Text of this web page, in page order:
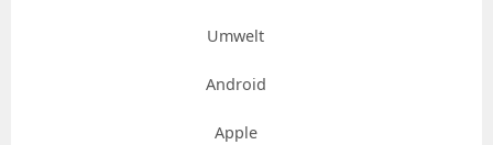
Umwelt
Android
Apple